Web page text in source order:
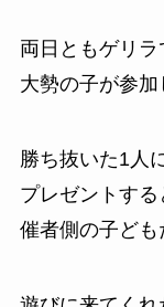
両日ともゲリ
大勢の子が参加
勝ち抜いた1人
プレゼントす
催者側の子ども